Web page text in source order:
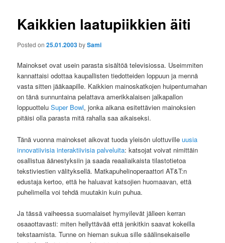
Kaikkien laatupiikkien äiti
Posted on25.01.2003bySami
Mainokset ovat usein parasta sisältöä televisiossa. Useimmiten
kannattaisi odottaa kaupallisten tiedotteiden loppuun ja mennä
vasta sitten jääkaapille. Kaikkien mainoskatkojen huipentumahan
on tänä sunnuntaina pelattava amerikkalaisen jalkapallon
loppuotteluSuper Bowl, jonka aikana esitettävien mainoksien
pitäisi olla parasta mitä rahalla saa aikaiseksi.
Tänä vuonna mainokset aikovat tuoda yleisön ulottuvilleuusia
innovatiivisia interaktiivisia palveluita: katsojat voivat nimittäin
osallistua äänestyksiin ja saada reaaliaikaista tilastotietoa
tekstiviestien välityksellä. Matkapuhelinoperaattori AT&T:n
edustaja kertoo, että he haluavat katsojien huomaavan, että
puhelimella voi tehdä muutakin kuin puhua.
Ja tässä vaiheessa suomalaiset hymyilevät jälleen kerran
osaaottavasti: miten hellyttävää että jenkitkin saavat kokeilla
tekstaamista. Tunne on hieman sukua sille säälinsekaiselle